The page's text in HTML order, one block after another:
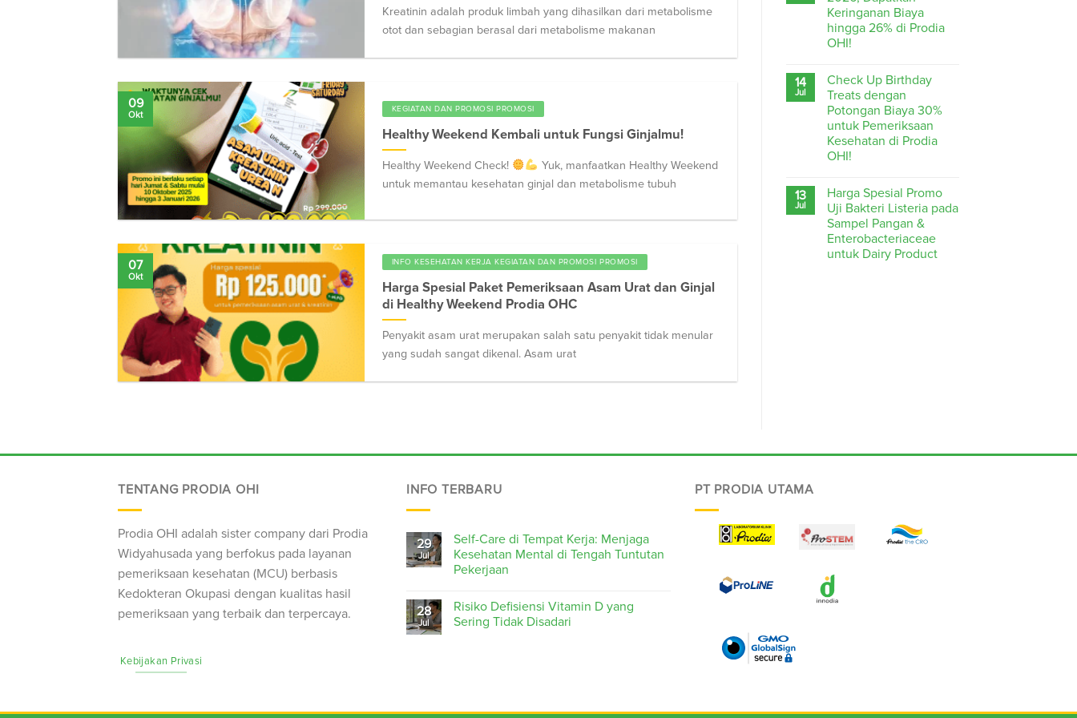
Kreatinin adalah produk limbah yang dihasilkan dari metabolisme
otot dan sebagian berasal dari metabolisme makanan
KEGIATAN DAN PROMOSI PROMOSI
Healthy Weekend Kembali untuk Fungsi Ginjalmu!
Healthy Weekend Check!
Yuk, manfaatkan Healthy Weekend
untuk memantau kesehatan ginjal dan metabolisme tubuh
09
Okt
INFO KESEHATAN KERJA KEGIATAN DAN PROMOSI PROMOSI
Harga Spesial Paket Pemeriksaan Asam Urat dan Ginjal
di Healthy Weekend Prodia OHC
Penyakit asam urat merupakan salah satu penyakit tidak menular
yang sudah sangat dikenal. Asam urat
07
Okt
Keringanan Biaya
hingga 26% di Prodia
OHI!
14
Jul
Check Up Birthday
Treats dengan
Potongan Biaya 30%
untuk Pemeriksaan
Kesehatan di Prodia
OHI!
13
Jul
Harga Spesial Promo
Uji Bakteri Listeria pada
Sampel Pangan &
Enterobacteriaceae
untuk Dairy Product
TENTANG PRODIA OHI
Prodia OHI adalah sister company dari Prodia
Widyahusada yang berfokus pada layanan
pemeriksaan kesehatan (MCU) berbasis
Kedokteran Okupasi dengan kualitas hasil
pemeriksaan yang terbaik dan terpercaya.
Kebijakan Privasi
INFO TERBARU
29
Jul
Self-Care di Tempat Kerja: Menjaga
Kesehatan Mental di Tengah Tuntutan
Pekerjaan
28
Jul
Risiko Defisiensi Vitamin D yang
Sering Tidak Disadari
PT PRODIA UTAMA